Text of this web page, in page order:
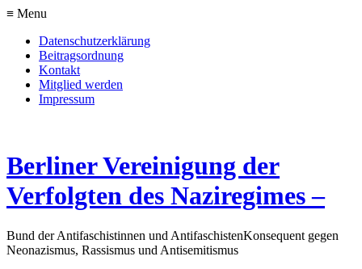
≡ Menu
Datenschutzerklärung
Beitragsordnung
Kontakt
Mitglied werden
Impressum
Berliner Vereinigung der
Verfolgten des Naziregimes –
Bund der Antifaschistinnen und AntifaschistenKonsequent gegen
Neonazismus, Rassismus und Antisemitismus